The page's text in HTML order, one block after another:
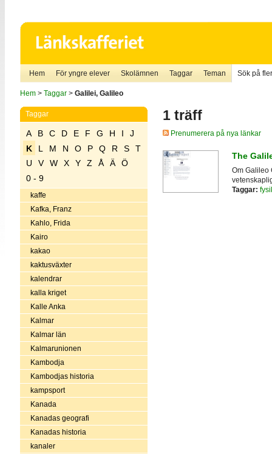
Hem För yngre elever Skolämnen Taggar Teman Sök på
Hem> Taggar> Galilei, Galileo
Taggar
A B C D E F G H I
J
K
L M N O P Q R S
T
U
V W X Y Z Å Ä
Ö
0 - 9
kaffe
Kafka, Franz
Kahlo, Frida
Kairo
kakao
kaktusväxter
kalendrar
kalla kriget
Kalle Anka
Kalmar
Kalmar län
Kalmarunionen
Kambodja
Kambodjas historia
kampsport
Kanada
Kanadas geografi
Kanadas historia
kanaler
1 träff
Prenumerera på nya länkar
The
Om Galileo
Taggar: